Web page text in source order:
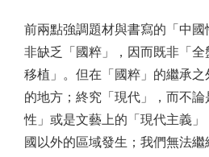
前兩點強調題材與書寫的「中
非缺乏「國粹」，因而既非「
移植」。但在「國粹」的繼承之
的地方；終究「現代」，而不
性」或是文藝上的「現代主義
國以外的區域發生；我們無法